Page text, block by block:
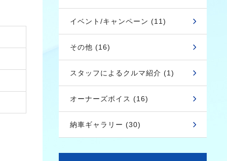
イベント/キャンペーン (11)
その他 (16)
スタッフによるクルマ紹介 (1)
オーナーズボイス (16)
納車ギャラリー (30)